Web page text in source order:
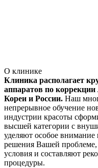
О клинике
Клиника располагает
аппаратов по
Кореи и России. Наш
непрерывное обучение
индустрии красоты
высшей категории с
уделяют особое
решения Вашей
условия и составляют
процедуры.